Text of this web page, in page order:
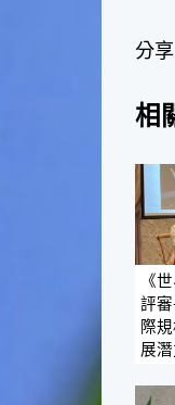
分享
相
《
評審
際
展